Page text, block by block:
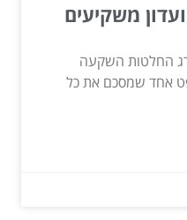
משקיעים
החלטות השקעה
אחד שמסכם את כל